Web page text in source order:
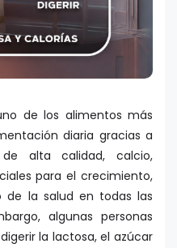
de los alimentos más
diaria gracias a
alta calidad, calcio,
para el crecimiento,
de la salud en todas las
algunas personas
la lactosa, el azúcar